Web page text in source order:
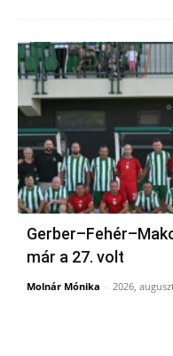
már a 27. volt
Molnár Mónika - 2026,